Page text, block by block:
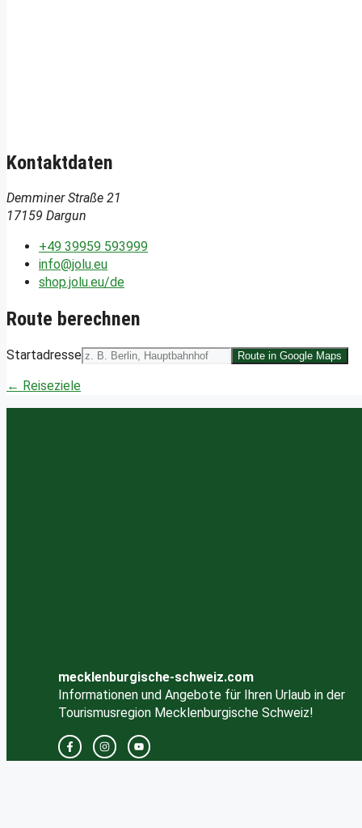
Kontaktdaten
Demminer Straße 21
17159 Dargun
+49 39959 593999
info@jolu.eu
shop.jolu.eu/de
Route berechnen
Startadresse Route in Google Maps
← Reiseziele
mecklenburgische-schweiz.com
Informationen und Angebote für Ihren Urlaub in der
Tourismusregion Mecklenburgische Schweiz!